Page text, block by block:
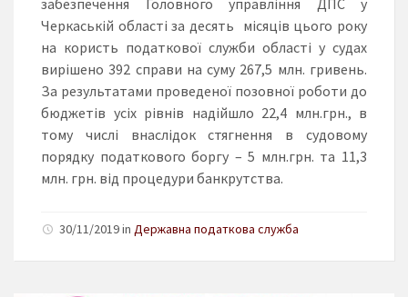
Черкаській області за десять місяців цього року
на користь податкової служби області у судах
вирішено 392 справи на суму 267,5 млн. гривень.
За результатами проведеної позовної роботи до
бюджетів усіх рівнів надійшло 22,4 млн.грн., в
тому числі внаслідок стягнення в судовому
порядку податкового боргу – 5 млн.грн. та 11,3
млн. грн. від процедури банкрутства.
30/11/2019 in Державна податкова служба